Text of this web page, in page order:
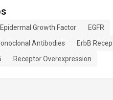
Epidermal Growth Factor
EGFR
Antibodies
ErbB
Receptor Overexpression